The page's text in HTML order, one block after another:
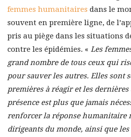
femmes humanitaires dans le
souvent en première ligne, de
pris au piège dans les situations
contre les épidémies. « Les
grand nombre de tous ceux qui
pour sauver les autres. Elles sont
premières à réagir et les
présence est plus que jamais
renforcer la réponse humanitaire
dirigeants du monde, ainsi que